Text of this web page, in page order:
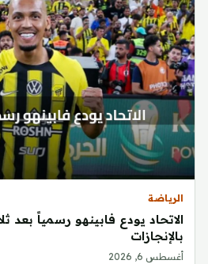
الرياضة
الاتحاد يودع فابينهو رسمياً بعد
بالإنجازات
أغسطس 6, 2026